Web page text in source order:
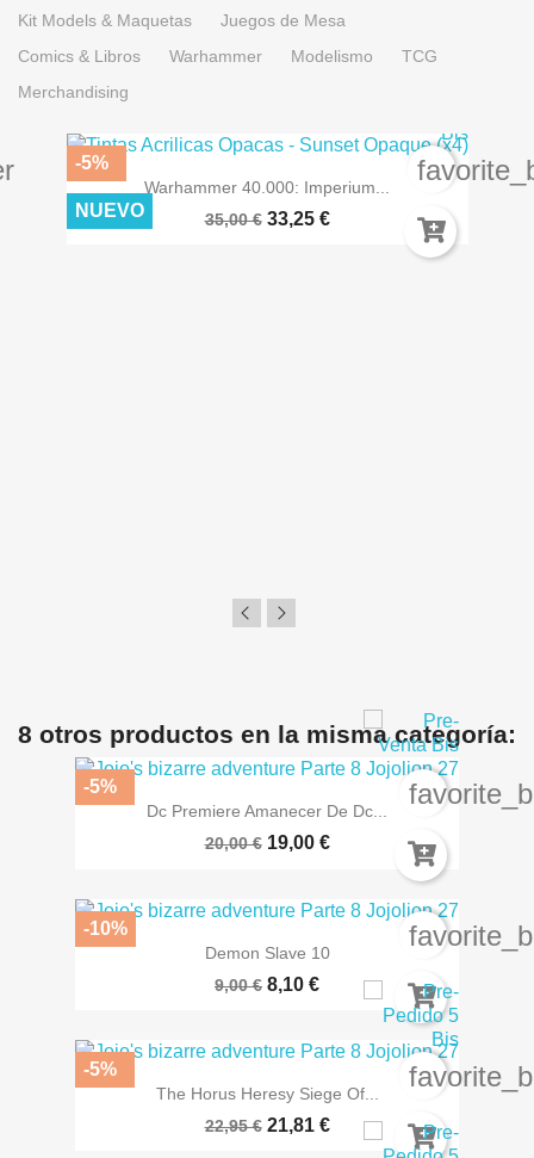
Kit Models & Maquetas
Juegos de Mesa
Comics & Libros
Warhammer Modelismo
TCG
Merchandising
Warhammer 40.000: Imperium...
35,00 € 33,25 €
-5%
NUEVO
8 otros productos en la misma categoría:
Dc Premiere Amanecer De Dc...
20,00 € 19,00 €
-5%
Demon Slave 10
9,00 € 8,10 €
-10%
The Horus Heresy Siege Of...
22,95 € 21,81 €
-5%